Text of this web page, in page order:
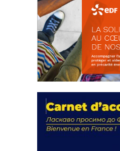
actions
18 septembre 2023
FEUILLETER